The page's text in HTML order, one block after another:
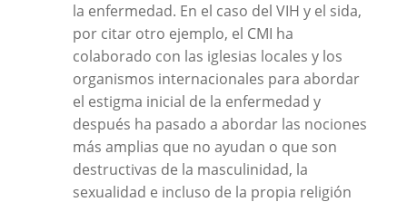
la enfermedad. En el caso del VIH y el sida,
por citar otro ejemplo, el CMI ha
colaborado con las iglesias locales y los
organismos internacionales para abordar
el estigma inicial de la enfermedad y
después ha pasado a abordar las nociones
más amplias que no ayudan o que son
destructivas de la masculinidad, la
sexualidad e incluso de la propia religión